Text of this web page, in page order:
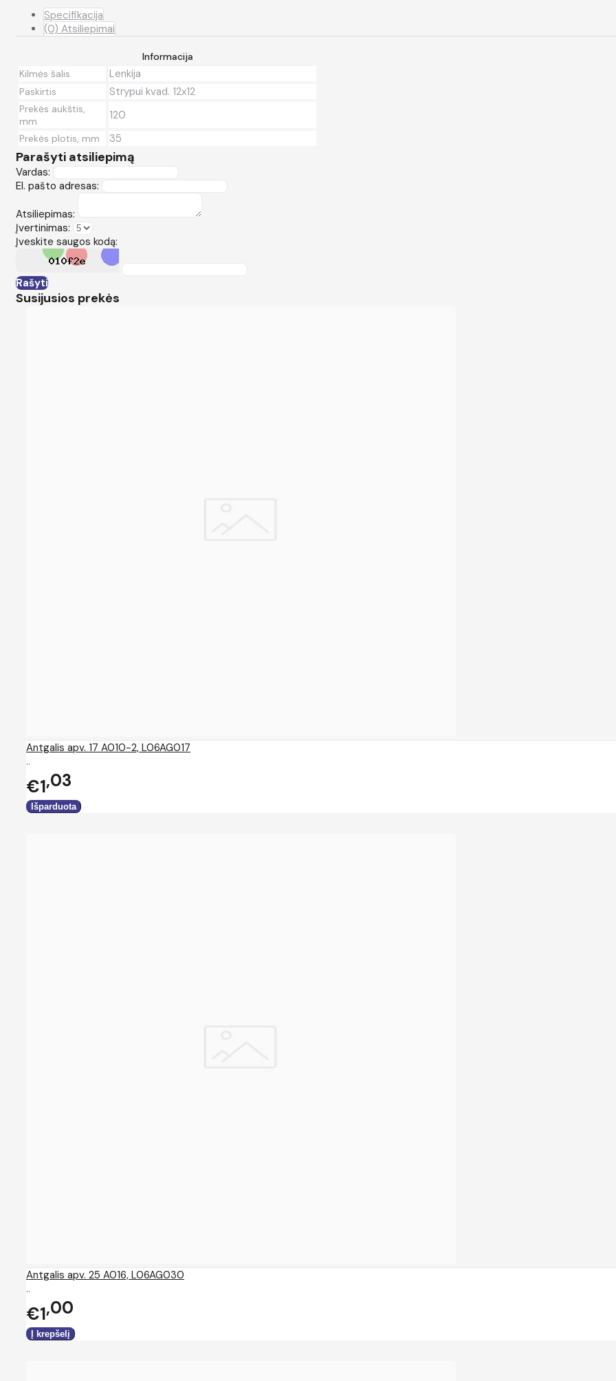
Specifikacija
(0) Atsiliepimai
Informacija
Kilmės šalis
Lenkija
Paskirtis Strypui kvad. 12x12
Prekės aukštis,
mm
120
Prekės plotis, mm 35
Parašyti atsiliepimą
Vardas:
El. pašto adresas:
Atsiliepimas:
Įvertinimas:
Įveskite saugos kodą:
Rašyti
Susijusios prekės
Antgalis apv. 17 A010-2, L06AG017
..
€1 03
Antgalis apv. 25 A016, L06AG030
..
€1 00